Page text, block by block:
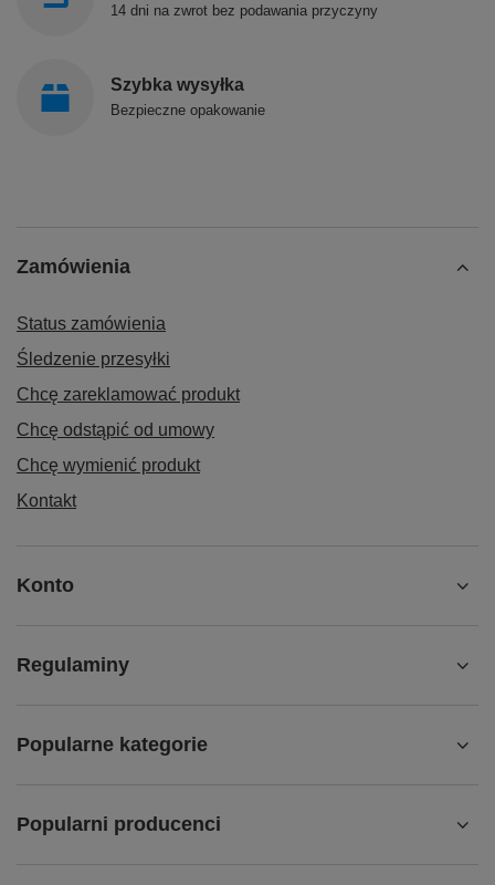
14 dni na zwrot bez podawania przyczyny
Szybka wysyłka
Bezpieczne opakowanie
Zamówienia
Status zamówienia
Śledzenie przesyłki
Chcę zareklamować produkt
Chcę odstąpić od umowy
Chcę wymienić produkt
Kontakt
Konto
Regulaminy
Popularne kategorie
Popularni producenci